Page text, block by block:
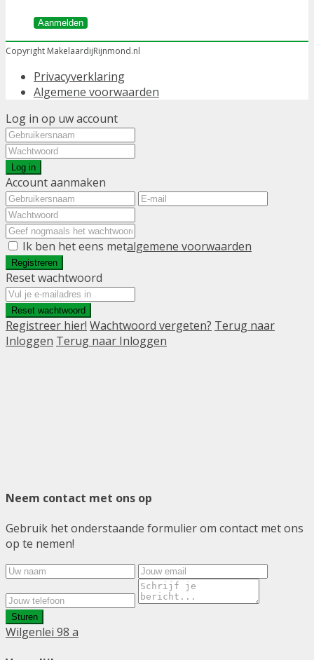
Aanmelden
Copyright MakelaardijRijnmond.nl
Privacyverklaring
Algemene voorwaarden
Log in op uw account
Log in
Account aanmaken
Ik ben het eens metalgemene voorwaarden
Registreren
Reset wachtwoord
Reset wachtwoord
Registreer hier! Wachtwoord vergeten? Terug naar
Inloggen Terug naar Inloggen
Neem contact met ons op
Gebruik het onderstaande formulier om contact met ons
op te nemen!
Sturen
Wilgenlei 98 a